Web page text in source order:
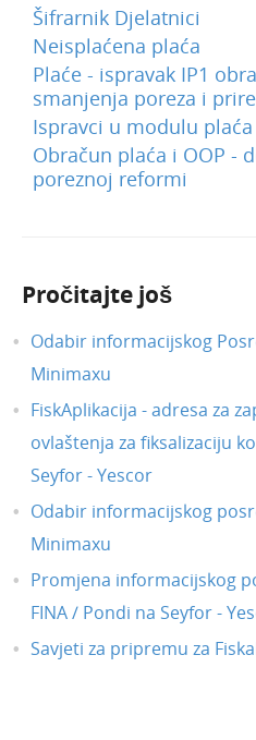
Ožujak 2021.
Veljača 2021.
Siječanj 2021.
Prosinac 2020.
Studeni 2020.
Primljeni e-računi
Plaće -
Arhiviranje
novu poslovnu
Izlazni računi -
računa
Izlazni e-računi -
Izlazni i ulazni
stranke u Excel
programu
Šifrarnik Djelatnici
Neisplaćena plaća
Plaće - ispravak IP1
smanjenja poreza i
Ispravci u modulu plaća
Obračun plaća i OOP -
poreznoj reformi
Pročitajte još
Odabir informacijskog
Minimaxu
FiskAplikacija - adresa za
ovlaštenja za fiksalizaciju
Seyfor - Yescor
Odabir informacijskog
Minimaxu
Promjena informacijskog
FINA / Pondi na Seyfor -
Savjeti za pripremu za